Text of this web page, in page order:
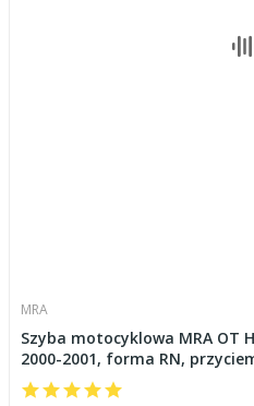
MRA
Szyba motocyklowa MRA OT
2000-2001, forma RN,